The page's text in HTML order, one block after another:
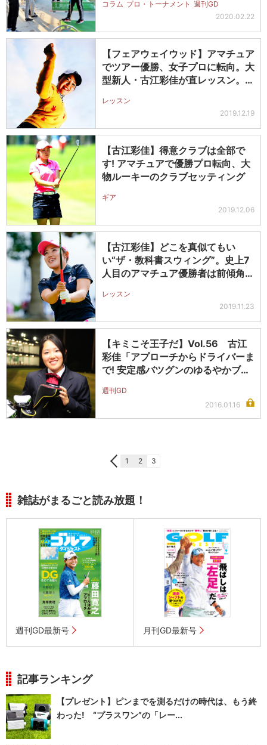
コラム プロ・トーナメント 週刊GD
2020.02.22
【フェアウェイウッド】アマチュア
でツアー優勝、女子プロに転向。大
型新人・古江彩佳が直レッスン。い
レッスン
2019.12.19
【古江彩佳】得意クラブは全部で
す! アマチュアで優勝プロ転向、大
物ルーキーのクラブセッティング
ギア
2019.12.06
【古江彩佳】どこを真似てもい
い“ザ・教科書スウィング”。史上7
人目のアマチュア優勝者は前傾角度
レッスン
2019.11.23
【キミこそ王子だ】Vol.56 古江
彩佳「アプローチからドライバーま
で! 安定感バツグンのゆるやかブ…
週刊GD
2016.01.16
1 2 3
雑誌がまるごと読み放題！
週刊GD最新号 月刊GD最新号
記事ランキング
【プレゼント】ピンまでを測るだけの時代は、もう終
わった! “プラスワン”の「レー...